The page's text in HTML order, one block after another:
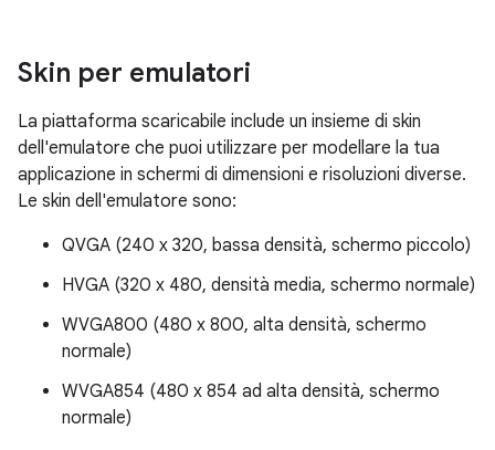
Skin per emulatori
La piattaforma scaricabile include un insieme di skin
dell'emulatore che puoi utilizzare per modellare la tua
applicazione in schermi di dimensioni e risoluzioni diverse.
Le skin dell'emulatore sono:
QVGA (240 x 320, bassa densità, schermo piccolo)
HVGA (320 x 480, densità media, schermo normale)
WVGA800 (480 x 800, alta densità, schermo
normale)
WVGA854 (480 x 854 ad alta densità, schermo
normale)